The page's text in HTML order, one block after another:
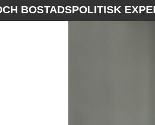
BOSTADSPOLITISK